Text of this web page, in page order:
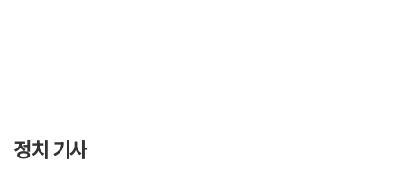
정치 기사